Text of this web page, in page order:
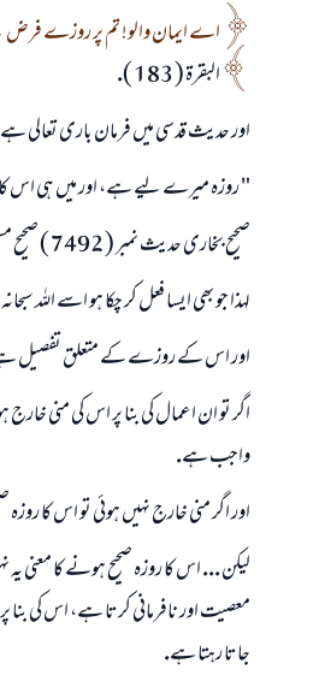
اے ايمان والو! تم پر روزے فرض
البقرۃ ( 183 ).
اور حديث قدسى ميں فرمان بارى تعالى
" روزہ ميرے ليے ہے، اور ميں ہى اس كا
صحيح بخارى حديث نمبر ( 7492 ) صحيح مسلم حديث نمبر ( 1151 )
لہذا جو بھى ايسا فعل كر چكا ہو اسے اللہ
اور اس كے روزے كے متعلق تفصيل
اگر تو ان اعمال كى بنا پر اس كى منى
واجب ہے.
اور اگر منى خارج نہيں ہوئى تو اس كا
ليكن ... اس كا روزہ صحيح ہونے كا معنى يہ
معصيت اور نافرمانى كرتا ہے، اس كى
جاتا رہتا ہے.